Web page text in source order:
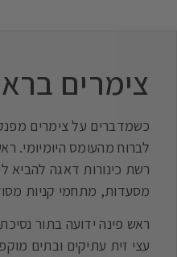
צימרים
כשמדברים על צימרים
לברוח מהעומס היומיומי.
רשת כינורות דאגה להביא
מסעדות, מתחמי קניות
ראש פינה ידועה בתור
עצי זית עתיקים ובתים